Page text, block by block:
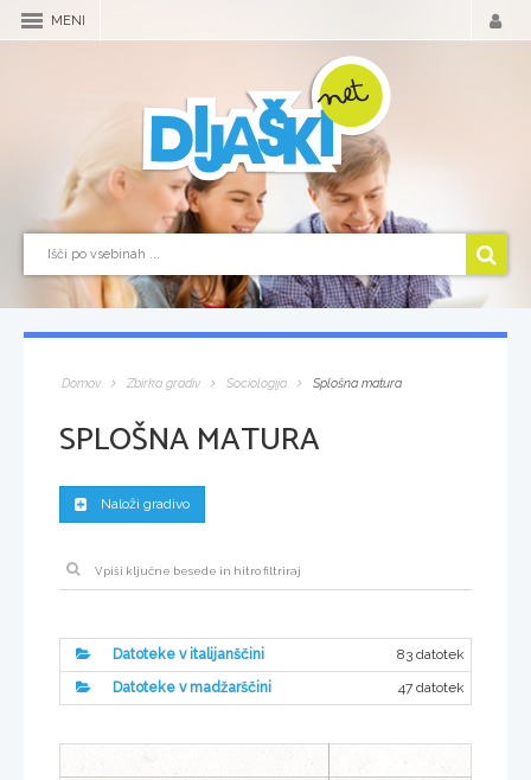
MENI
Domov Zbirka gradiv Sociologija Splošna matura
SPLOŠNA MATURA
Naloži gradivo
Datoteke v italijanščini 83 datotek
Datoteke v madžarščini 47 datotek